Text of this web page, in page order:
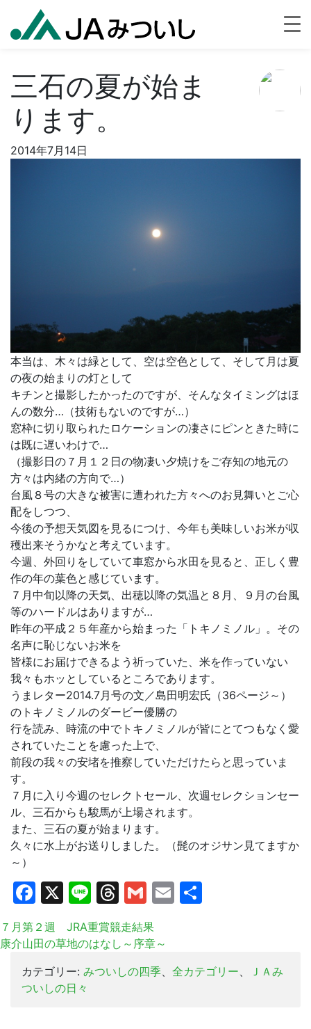
三石の夏が始ま
ります。
2014年7月14日
本当は、木々は緑として、空は空色として、そして月は夏
の夜の始まりの灯として
キチンと撮影したかったのですが、そんなタイミングはほ
んの数分…（技術もないのですが…）
窓枠に切り取られたロケーションの凄さにピンときた時に
は既に遅いわけで…
（撮影日の７月１２日の物凄い夕焼けをご存知の地元の
方々は内緒の方向で…）
台風８号の大きな被害に遭われた方々へのお見舞いとご心
配をしつつ、
今後の予想天気図を見るにつけ、今年も美味しいお米が収
穫出来そうかなと考えています。
今週、外回りをしていて車窓から水田を見ると、正しく豊
作の年の葉色と感じています。
７月中旬以降の天気、出穂以降の気温と８月、９月の台風
等のハードルはありますが…
昨年の平成２５年産から始まった「トキノミノル」。その
名声に恥じないお米を
皆様にお届けできるよう祈っていた、米を作っていない
我々もホッとしているところであります。
うまレター2014.7月号の文／島田明宏氏（36ページ～）
のトキノミノルのダービー優勝の
行を読み、時流の中でトキノミノルが皆にとてつもなく愛
されていたことを慮った上で、
前段の我々の安堵を推察していただけたらと思っていま
す。
７月に入り今週のセレクトセール、次週セレクションセー
ル、三石からも駿馬が上場されます。
また、三石の夏が始まります。
久々に水上がお送りしました。（髭のオジサン見てますか
～）
Facebook
X LineThreads
Gmail
Email
７月第２週 JRA重賞競走結果
康介山田の草地のはなし～序章～
カテゴリー: みついしの四季 全カテゴリー
ＪＡみ
ついしの日々